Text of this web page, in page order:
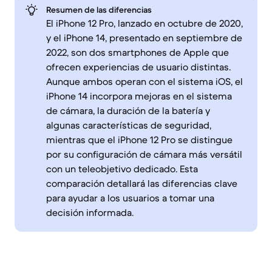
Resumen de las diferencias
El iPhone 12 Pro, lanzado en octubre de 2020,
y el iPhone 14, presentado en septiembre de
2022, son dos smartphones de Apple que
ofrecen experiencias de usuario distintas.
Aunque ambos operan con el sistema iOS, el
iPhone 14 incorpora mejoras en el sistema
de cámara, la duración de la batería y
algunas características de seguridad,
mientras que el iPhone 12 Pro se distingue
por su configuración de cámara más versátil
con un teleobjetivo dedicado. Esta
comparación detallará las diferencias clave
para ayudar a los usuarios a tomar una
decisión informada.